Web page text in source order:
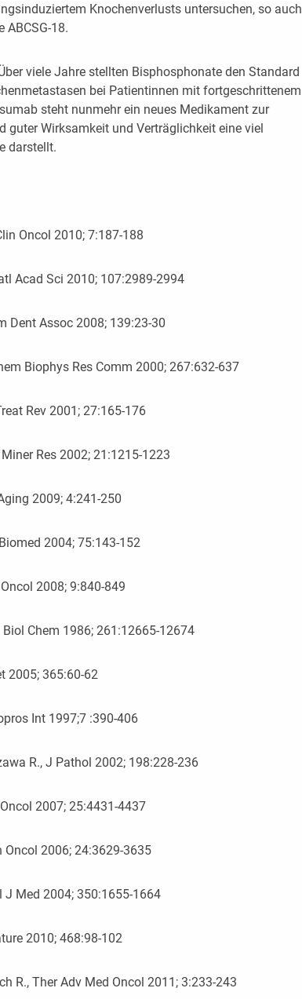
Knochenverlusts untersuchen, so auch
ABCSG-18.
viele Jahre stellten Bisphosphonate den Standard
bei Patientinnen mit fortgeschrittenem
steht nunmehr ein neues Medikament zur
guter Wirksamkeit und Verträglichkeit eine viel
darstellt.
Oncol 2010; 7:187-188
Acad Sci 2010; 107:2989-2994
Dent Assoc 2008; 139:23-30
Biophys Res Comm 2000; 267:632-637
Rev 2001; 27:165-176
Res 2002; 21:1215-1223
2009; 4:241-250
2004; 75:143-152
2008; 9:840-849
Biol Chem 1986; 261:12665-12674
2005; 365:60-62
Int 1997;7 :390-406
R., J Pathol 2002; 198:228-236
2007; 25:4431-4437
Oncol 2006; 24:3629-3635
J Med 2004; 350:1655-1664
2010; 468:98-102
R., Ther Adv Med Oncol 2011; 3:233-243